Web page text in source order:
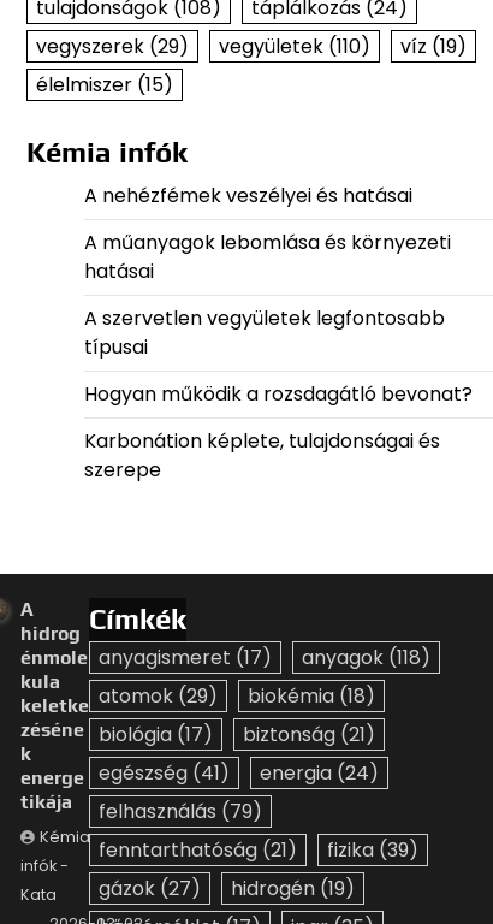
tulajdonságok(108) táplálkozás(24)
vegyszerek(29) vegyületek(110) víz (19)
élelmiszer(15)
Kémia infók
A nehézfémek veszélyei és hatásai
A műanyagok lebomlása és környezeti
hatásai
A szervetlen vegyületek legfontosabb
típusai
Hogyan működik a rozsdagátló bevonat?
Karbonátion képlete, tulajdonságai és
szerepe
A
hidrog
énmole
kula
keletke
zéséne
k
energe
tikája
Kémia
infók -
Kata
Címkék
anyagismeret (17) anyagok (118)
atomok (29) biokémia (18)
biológia (17) biztonság (21)
egészség (41) energia (24)
felhasználás (79)
fenntarthatóság (21) fizika (39)
gázok (27) hidrogén (19)